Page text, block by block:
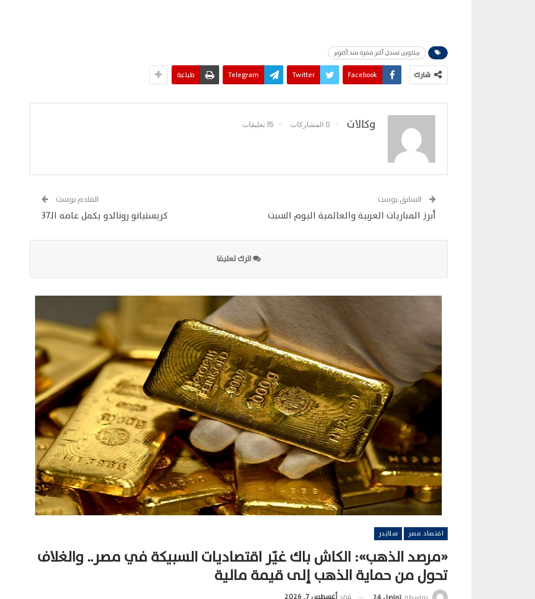
بيتكوين تسجل أكبر قفزة منذ أكتوبر
شارك Facebook
Twitter
Telegram طباعة
وكالات 0 المشاركات 15 تعليقات
السابق بوست
أبرز المباريات العربية والعالمية اليوم السبت
القادم بوست
كريستيانو رونالدو يكمل عامه الـ37
اترك تعليقا
اقتصاد مصر سلايدر
«مرصد الذهب»: الكاش باك غيّر اقتصاديات السبيكة في مصر.. والغلاف
تحول من حماية الذهب إلى قيمة مالية
في أغسطس 7, 2026